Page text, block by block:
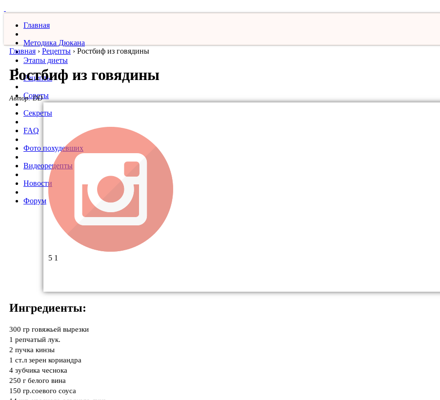
Главная
Методика Дюкана
Этапы диеты
Рецепты
Советы
Секреты
FAQ
Фото похудевших
Видеорецепты
Новости
Форум
Главная › Рецепты › Ростбиф из говядины
Ростбиф из говядины
Автор:DD
5 1
Ингредиенты:
300 гр говяжьей вырезки
1 репчатый лук.
2 пучка кинзы
1 ст.л зерен кориандра
4 зубчика чеснока
250 г белого вина
150 гр.соевого соуса